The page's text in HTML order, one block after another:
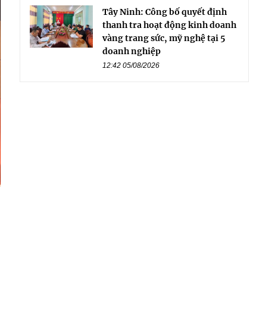
Tây Ninh: Công bố quyết định
thanh tra hoạt động kinh doanh
vàng trang sức, mỹ nghệ tại 5
doanh nghiệp
12:42 05/08/2026